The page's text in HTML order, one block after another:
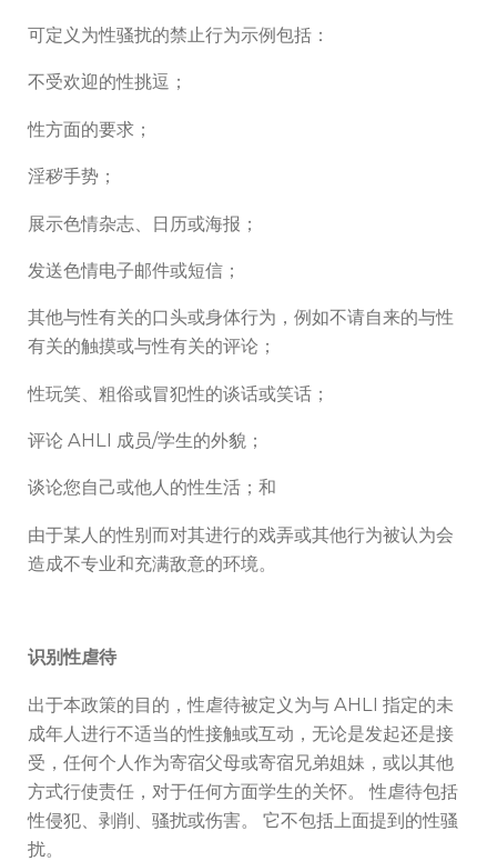
可定义为性骚扰的禁止行为示例包括：
不受欢迎的性挑逗；
性方面的要求；
淫秽手势；
展示色情杂志、日历或海报；
发送色情电子邮件或短信；
其他与性有关的口头或身体行为，例如不请自来的与性
有关的触摸或与性有关的评论；
性玩笑、粗俗或冒犯性的谈话或笑话；
评论 AHLI 成员/学生的外貌；
谈论您自己或他人的性生活；和
由于某人的性别而对其进行的戏弄或其他行为被认为会
造成不专业和充满敌意的环境。
识别性虐待
出于本政策的目的，性虐待被定义为与 AHLI 指定的未
成年人进行不适当的性接触或互动，无论是发起还是接
受，任何个人作为寄宿父母或寄宿兄弟姐妹，或以其他
方式行使责任，对于任何方面学生的关怀。 性虐待包括
性侵犯、剥削、骚扰或伤害。 它不包括上面提到的性骚
扰。